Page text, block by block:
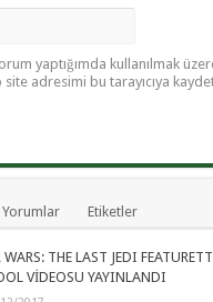
yaptığımda kullanılmak
adresimi bu tarayıcıya
Yorumlar Etiketler
WARS: THE LAST JEDI
VİDEOSU YAYINLANDI